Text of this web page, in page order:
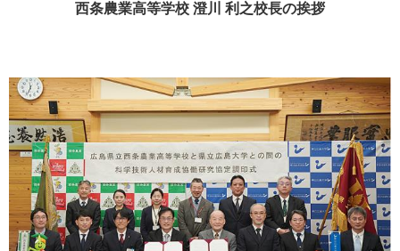
西条農業高等学校 澄川 利之校長の挨拶